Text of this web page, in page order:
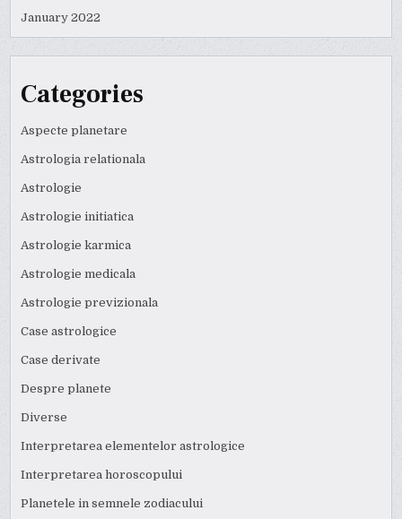
January 2022
Categories
Aspecte planetare
Astrologia relationala
Astrologie
Astrologie initiatica
Astrologie karmica
Astrologie medicala
Astrologie previzionala
Case astrologice
Case derivate
Despre planete
Diverse
Interpretarea elementelor astrologice
Interpretarea horoscopului
Planetele in semnele zodiacului